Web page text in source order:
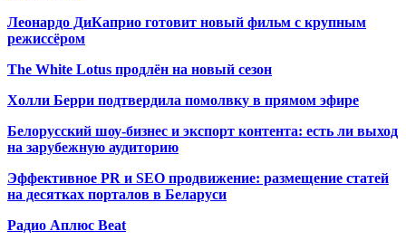
Леонардо ДиКаприо готовит новый фильм с крупным
режиссёром
The White Lotus продлён на новый сезон
Холли Берри подтвердила помолвку в прямом эфире
Белорусский шоу-бизнес и экспорт контента: есть ли выход
на зарубежную аудиторию
Эффективное PR и SEO продвижение: размещение статей
на десятках порталов в Беларуси
Радио Аплюс Beat